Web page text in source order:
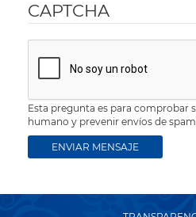
CAPTCHA
Esta pregunta es para comprobar
humano y prevenir envíos de